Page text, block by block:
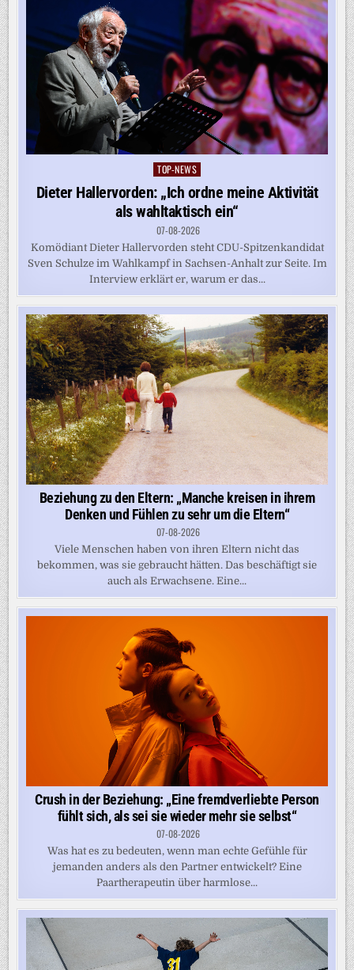
Posted
TOP-NEWS
Dieter Hallervorden: „Ich ordne meine Aktivität
als wahltaktisch ein“
07-08-2026
Komödiant Dieter Hallervorden steht CDU-Spitzenkandidat
Sven Schulze im Wahlkampf in Sachsen-Anhalt zur Seite. Im
Interview erklärt er, warum er das...
Beziehung zu den Eltern: „Manche kreisen in ihrem
Denken und Fühlen zu sehr um die Eltern“
07-08-2026
Viele Menschen haben von ihren Eltern nicht das
bekommen, was sie gebraucht hätten. Das beschäftigt sie
auch als Erwachsene. Eine...
Crush in der Beziehung: „Eine fremdverliebte Person
fühlt sich, als sei sie wieder mehr sie selbst“
07-08-2026
Was hat es zu bedeuten, wenn man echte Gefühle für
jemanden anders als den Partner entwickelt? Eine
Paartherapeutin über harmlose...